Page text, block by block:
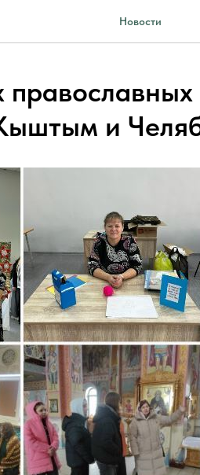
Новости
и